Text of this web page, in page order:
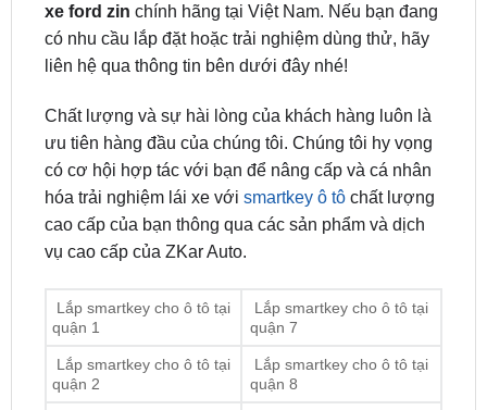
liên hệ qua thông tin bên dưới đây nhé!
Chất lượng và sự hài lòng của khách hàng luôn là
có cơ hội hợp tác với bạn để nâng cấp và cá nhân
hóa trải nghiệm lái xe vớismartkey ô tô chất lượng
cao cấp của bạn thông qua các sản phẩm và dịch
vụ cao cấp của ZKar Auto.
Lắp smartkey cho ô tô tại
Lắp smartkey cho ô tô tại
quận 2
Lắp smartkey cho ô tô tại
quận 8
Lắp smartkey cho ô tô tại
quận 3
Lắp smartkey cho ô tô tại
quận 9